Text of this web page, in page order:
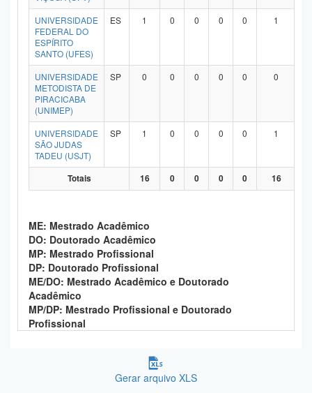
UNIVERSIDADE
FEDERAL DO
ESPÍRITO
SANTO (UFES)
ES 1 0 0 0 0 1
UNIVERSIDADE
METODISTA DE
PIRACICABA
(UNIMEP)
SP 0 0 0 0 0 0
UNIVERSIDADE
SÃO JUDAS
TADEU (USJT)
SP 1 0 0 0 0 1
Totais 16 0 0 0 0 16
ME: Mestrado Acadêmico
DO: Doutorado Acadêmico
MP: Mestrado Profissional
DP: Doutorado Profissional
ME/DO: Mestrado Acadêmico e Doutorado
Acadêmico
MP/DP: Mestrado Profissional e Doutorado
Profissional
Gerar arquivo XLS